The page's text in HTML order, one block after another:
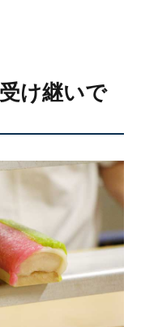
け継いで